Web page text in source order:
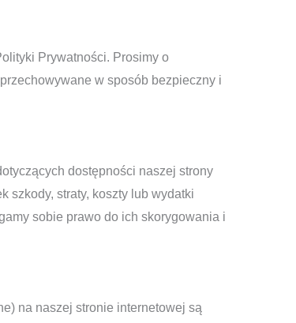
Prywatności. Prosimy o
w sposób bezpieczny i
dostępności naszej strony
szkody, straty, koszty lub wydatki
sobie prawo do ich skorygowania i
na naszej stronie internetowej są